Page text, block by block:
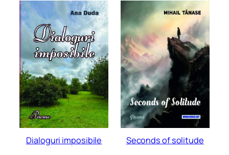
Dialoguri imposibile Seconds of solitude